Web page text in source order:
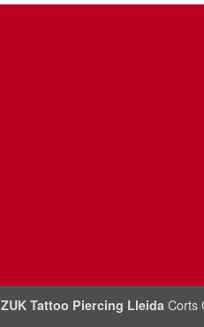
ZUK Tattoo Piercing Lleida Corts